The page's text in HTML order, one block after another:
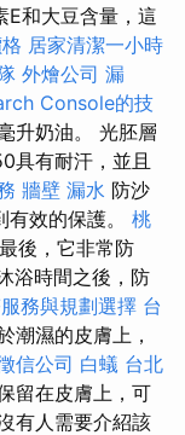
E和大豆含量，這
居家清潔一小時
外燴公司 漏
Console的技
升奶油。 光胚層
具有耐汗，並且
牆壁 漏水 防沙
效的保護。 桃
最後，它非常防
浴時間之後，防
務與規劃選擇 台
潮濕的皮膚上，
信公司 白蟻 台北
留在皮膚上，可
有人需要介紹該